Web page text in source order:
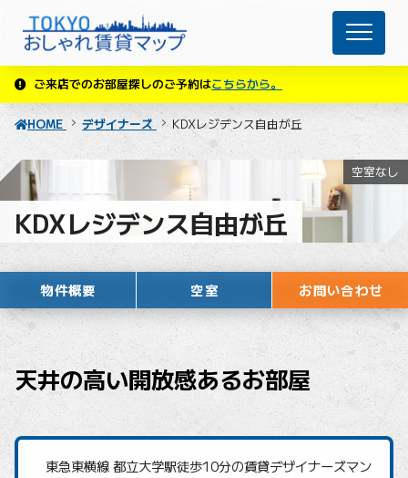
ご来店でのお部屋探しのご予約はこちらから。
HOME デザイナーズ KDXレジデンス自由が丘
KDXレジデンス自由が丘
空室なし
物件概要 空室 お問い合わせ
天井の高い開放感あるお部屋
東急東横線 都立大学駅徒歩10分の賃貸デザイナーズマン